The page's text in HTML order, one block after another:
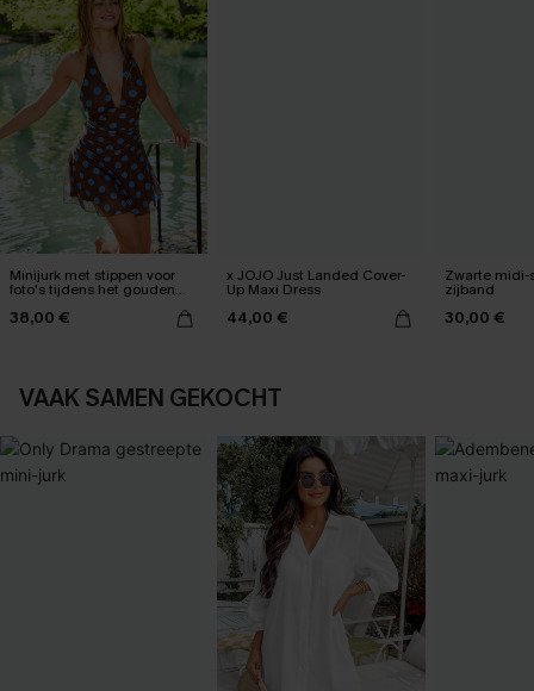
Minijurk met stippen voor
foto's tijdens het gouden
38,00 €
x JOJO Just Landed Cover-
Up Maxi Dress
44,00 €
Zwarte midi-
zijband
30,00 €
VAAK SAMEN GEKOCHT